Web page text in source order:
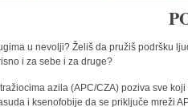
u nevolji? Želiš da pružiš podršku
i za sebe i za druge?
azila (APC/CZA) poziva sve
i ksenofobije da se priključe mreži